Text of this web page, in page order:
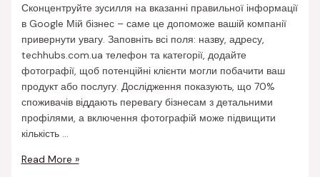
Сконцентруйте зусилля на вказанні правильної інформації
в Google Мій бізнес – саме це допоможе вашій компанії
привернути увагу. Заповніть всі поля: назву, адресу,
techhubs.com.ua телефон та категорії, додайте
фотографії, щоб потенційні клієнти могли побачити ваш
продукт або послугу. Дослідження показують, що 70%
споживачів віддають перевагу бізнесам з детальними
профілями, а включення фотографій може підвищити
кількість …
Read More »